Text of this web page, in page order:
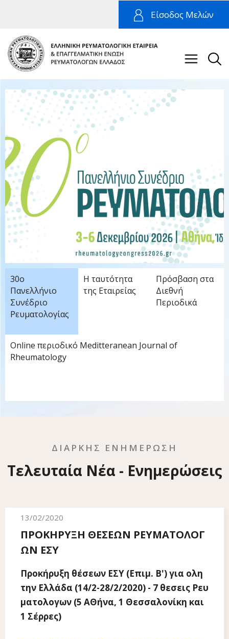
Είσοδος Μελών
30ο
Πανελλήνιο
Συνέδριο
Ρευματολογίας
Η ταυτότητα
της Εταιρείας
Πρόσβαση στα
Διεθνή
Περιοδικά
Online περιοδικό Meditteranean Journal of
Rheumatology
ΔΙΑΡΚΗΣ ΕΝΗΜΕΡΩΣΗ
Τελευταία Νέα - Ενημερώσεις
13/02/2020
ΠΡΟΚΗΡΥΞΗ ΘΕΣΕΩΝ ΡΕΥΜΑΤΟΛΟΓ
ΩΝ ΕΣΥ
Προκήρυξη θέσεων ΕΣΥ (Επιμ. Β') για ολη
την Ελλάδα (14/2-28/2/2020) - 7 θεσεις Ρευ
ματολογων (5 ΑΘήνα, 1 Θεσσαλονίκη και
1 Σέρρες)